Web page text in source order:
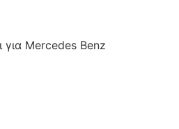
Mercedes Benz